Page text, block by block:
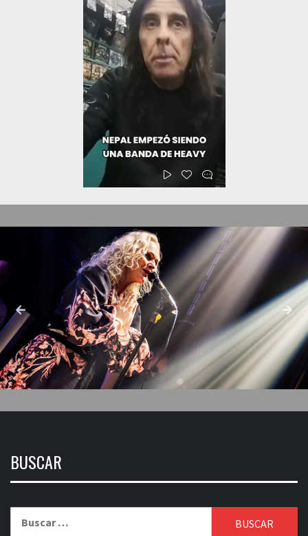
BUSCAR